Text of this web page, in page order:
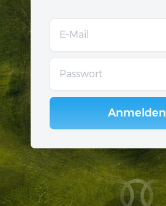
Anmelden